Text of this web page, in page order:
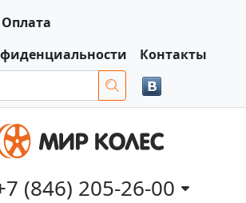
Оплата
Контакты
(846) 205-26-00